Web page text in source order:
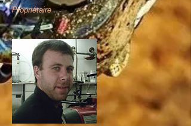
Propriétaire